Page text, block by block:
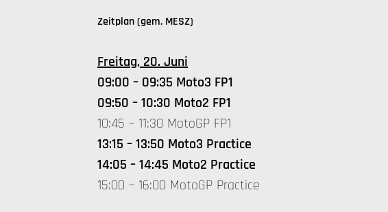
Zeitplan (gem. MESZ)
Freitag, 20. Juni
09:00 – 09:35 Moto3 FP1
09:50 – 10:30 Moto2 FP1
10:45 – 11:30 MotoGP FP1
13:15 – 13:50 Moto3 Practice
14:05 – 14:45 Moto2 Practice
15:00 – 16:00 MotoGP Practice